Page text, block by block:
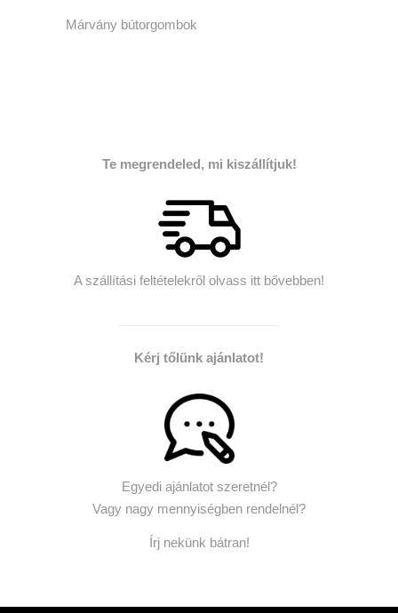
Márvány bútorgombok
Te megrendeled, mi kiszállítjuk!
A szállítási feltételekről olvass itt bővebben!
Kérj tőlünk ajánlatot!
Egyedi ajánlatot szeretnél?
Vagy nagy mennyiségben rendelnél?
Írj nekünk bátran!